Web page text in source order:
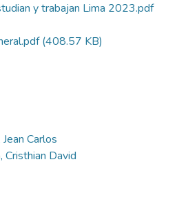
y trabajan Lima 2023.pdf
(408.57 KB)
Carlos
Cristhian David